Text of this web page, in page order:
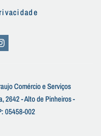
Comércio e Serviços
2642 - Alto de Pinheiros -
05458-002